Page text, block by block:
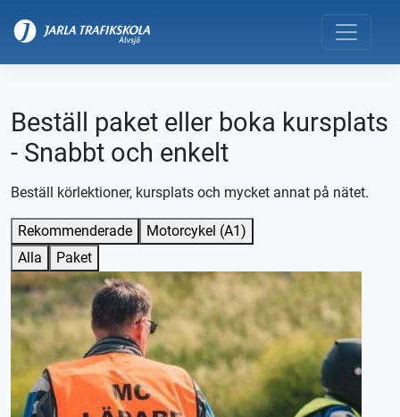
Beställ paket eller boka kursplats
- Snabbt och enkelt
Beställ körlektioner, kursplats och mycket annat på nätet.
Rekommenderade
Motorcykel (A1)
Alla
Paket